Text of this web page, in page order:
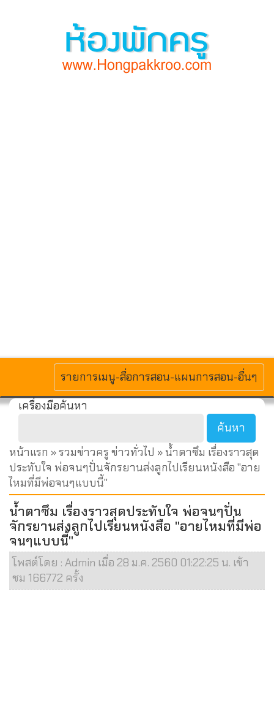
MENU
รายการเมนู-สื่อการสอน-แผนการสอน-อื่นๆ
เครื่องมือค้นหา
หน้าแรก »รวมข่าวครู ข่าวทั่วไป » น้ำตาซึม เรื่องราวสุด
ประทับใจ พ่อจนๆปั่นจักรยานส่งลูกไปเรียนหนังสือ "อาย
ไหมที่มีพ่อจนๆแบบนี้"
น้ำตาซึม เรื่องราวสุดประทับใจ พ่อจนๆปั่น
จักรยานส่งลูกไปเรียนหนังสือ "อายไหมที่มีพ่อ
จนๆแบบนี้"
โพสต์โดย : Admin เมื่อ 28 ม.ค. 2560 01:22:25 น. เข้า
ชม 166772 ครั้ง